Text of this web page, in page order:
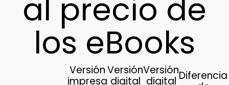
al precio de
los eBooks
Versión
impresa
Versión
digital
Versión
digital Diferencia